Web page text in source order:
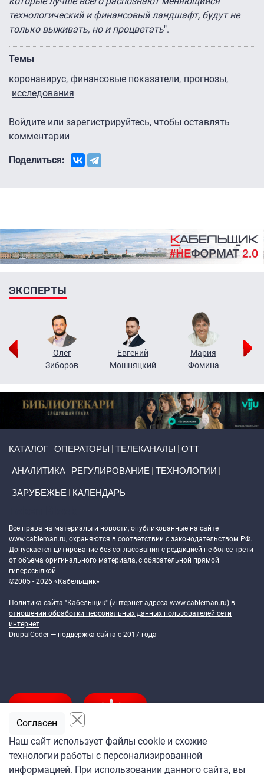
технологический и финансовый ландшафт, будут не
только выживать, но и процветать".
Темы
коронавирус финансовые показатели прогнозы
исследования
Войдите или зарегистрируйтесь, чтобы оставлять
комментарии
Поделиться:
ЭКСПЕРТЫ
Олег
Зиборов
Евгений
Мошняцкий
Мария
Фомина
КАТАЛОГ ОПЕРАТОРЫ ТЕЛЕКАНАЛЫ ОТТ
АНАЛИТИКА РЕГУЛИРОВАНИЕ ТЕХНОЛОГИИ
ЗАРУБЕЖЬЕ КАЛЕНДАРЬ
Все права на материалы и новости, опубликованные на сайте
www.cableman.ru, охраняются в соответствии с законодательством РФ.
Допускается цитирование без согласования с редакцией не более трети
от объема оригинального материала, с обязательной прямой
гиперссылкой.
©2005 - 2026 «Кабельщик»
Политика сайта "Кабельщик" (интернет-адреса www.cableman.ru) в
отношении обработки персональных данных пользователей сети
интернет
DrupalCoder — поддержка сайта c 2017 года
Подпишитесь
Наш сайт использует файлы cookie и схожие
технологии работы с персонализированной
информацией. При использовании данного сайта, вы
Согласен